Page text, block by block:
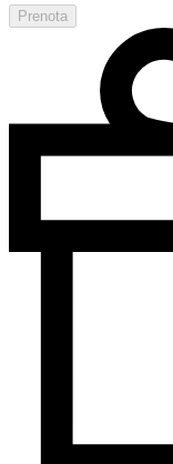
Prenota